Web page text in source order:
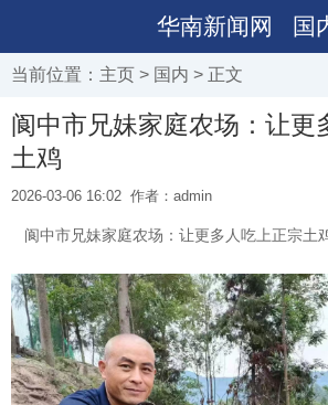
华南新闻网 国
当前位置： 主页 > 国内 > 正文
阆中市兄妹家庭农场：让更
土鸡
2026-03-06 16:02 作者：admin
阆中市兄妹家庭农场：让更多人吃上正宗